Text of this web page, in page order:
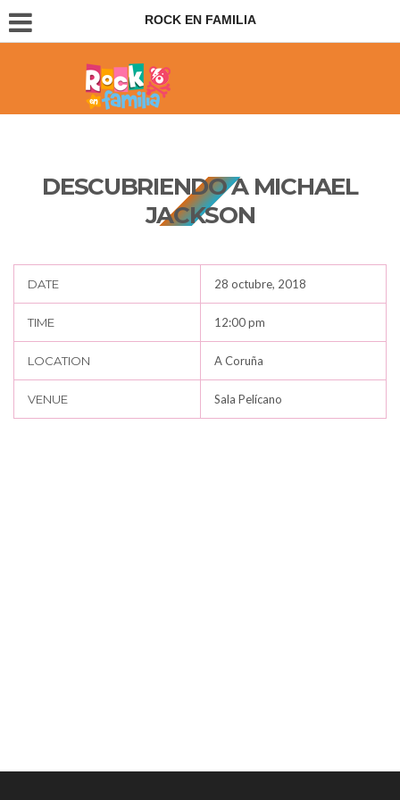
ROCK EN FAMILIA
Conciertos para padres e hijos
DESCUBRIENDO A MICHAEL
JACKSON
DATE 28 octubre, 2018
TIME 12:00 pm
LOCATION A Coruña
VENUE Sala Pelícano